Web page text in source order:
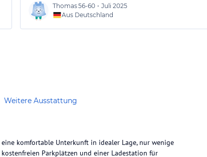
Thomas56-60 • Juli 2025
Aus Deutschland
Weitere Ausstattung
komfortable Unterkunft in idealer Lage, nur wenige
Parkplätzen und einer Ladestation für